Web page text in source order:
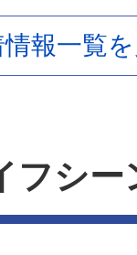
情報一覧
フシー